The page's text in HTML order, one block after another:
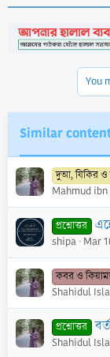
t
i
You
Similar
দুআ, যিকির
Mahmud
প্রশ্নোত্তর
shipa Mar
কবর ও
Shahidul
প্রশ্নোত্তর
Shahidul